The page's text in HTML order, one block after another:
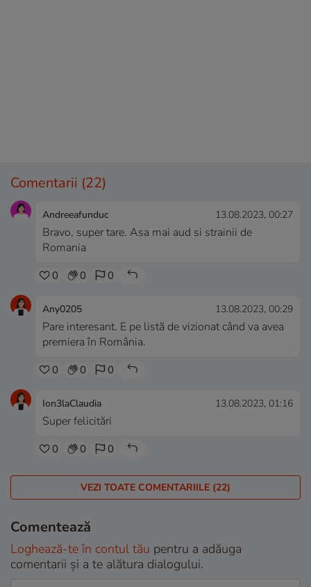
Comentarii (22)
Andreeafunduc 13.08.2023, 00:27
Bravo, super tare. Asa mai aud si strainii de
Romania
0 0 0
Any0205 13.08.2023, 00:29
Pare interesant. E pe listă de vizionat când va avea
premiera în România.
0 0 0
Ion3laClaudia 13.08.2023, 01:16
Super felicitări
0 0 0
VEZI TOATE COMENTARIILE (22)
Comentează
Loghează-te în contul tău pentru a adăuga
comentarii și a te alătura dialogului.